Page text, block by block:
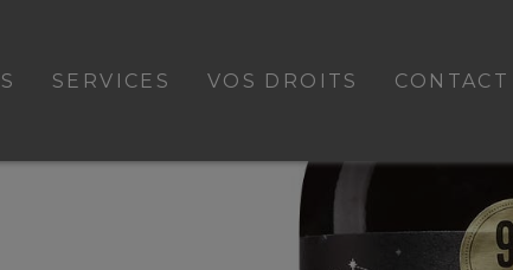
SERVICES VOS DROITS CONTACT